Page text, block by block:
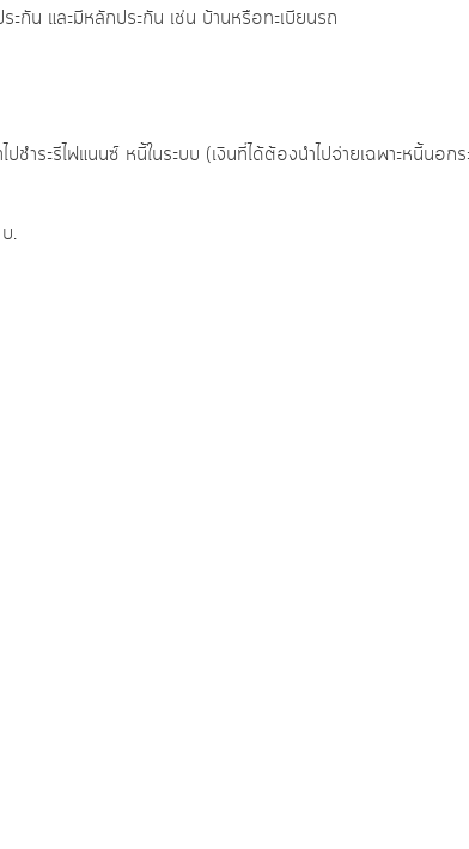
กัน และมีหลักประกัน เช่น บ้านหรือทะเบียนรถ
ระรีไฟแนนซ์ หนี้ในระบบ (เงินที่ได้ต้องนำไปจ่ายเฉพาะหนี้นอกร
.